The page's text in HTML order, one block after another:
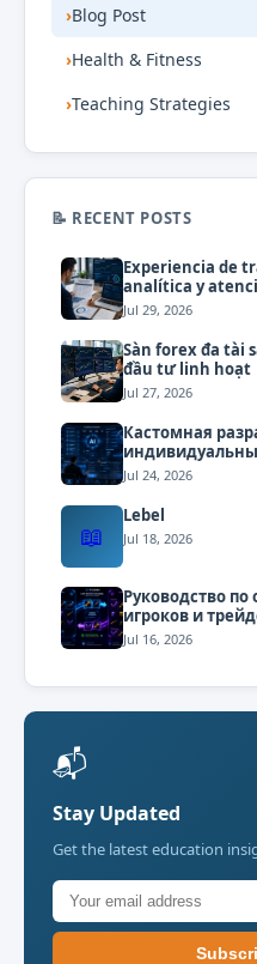
›Blog Post
›Health & Fitness
›Teaching Strategies
📝 RECENT POSTS
Experiencia de
analítica y
Jul 29, 2026
Sàn forex đa tài
đầu tư linh hoạt
Jul 27, 2026
Кастомная
Jul 24, 2026
📖
Lebel
Jul 18, 2026
Руководство
игроков и
Jul 16, 2026
📬
Stay Updated
Get the latest education